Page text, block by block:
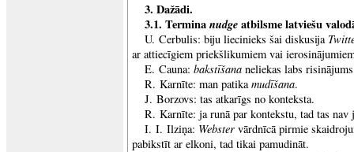
3. Dažādi.
3.1. Terminanudgeatbilsme latviešu
U. Cerbulis: biju liecinieks šai diskusija
ar attiecīgiem priekšlikumiem vai
E. Cauna: bakstīšana neliekas labs
R. Karnīte: man patikamudīšana.
J. Borzovs: tas atkarīgs no konteksta.
R. Karnīte: ja runā par kontekstu, tad tas nav
I. I. Ilziņa: Webster vārdnīcā pirmie
pabikstīt ar elkoni, tad tikai pamudināt.